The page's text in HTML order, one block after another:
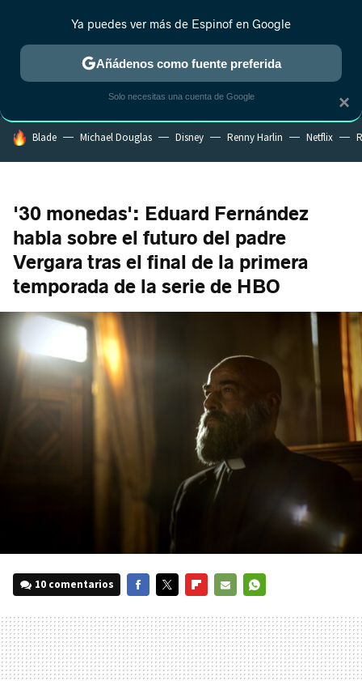
MENÚ NUEVO
ESTRENOS REALITY ANIME RANKINGS CINE
HOY SE HABLA DE
Blade Michael Douglas Disney Renny Harlin Netflix
'30 monedas': Eduard Fernández
habla sobre el futuro del padre
Vergara tras el final de la primera
temporada de la serie de HBO
10 comentarios
MAIL
×
Ya puedes ver más de Espinof en Google
Añádenos como fuente preferida
Solo necesitas una cuenta de Google